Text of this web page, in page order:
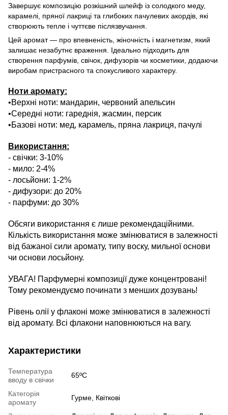
Завершує композицію розкішний шлейф із солодкого меду,
карамелі, пряної лакриці та глибоких пачулевих акордів, які
створюють тепле і чуттєве післязвучання.
Цей аромат — про впевненість, жіночність і магнетизм, який
залишає незабутнє враження. Ідеально підходить для
створення парфумів, свічок, дифузорів чи косметики, додаючи
виробам пристрасного та спокусливого характеру.
Ноти аромату:
•Верхні ноти: мандарин, червоний апельсин
•Середні ноти: гареднія, жасмин, персик
•Базові ноти: мед, карамель, пряна лакриця, пачулі
Використання:
- свічки: 3-10%
- мило: 2-4%
- лосьйони: 1-2%
- дифузори: до 20%
- парфуми: до 30%
Обсяги використання є лише рекомендаційними.
Кількість використання може змінюватися в залежності
від бажаної сили аромату, типу воску, мильної основи
чи основи лосьйону.
УВАГА! Парфумерні композиції дуже концентровані!
Тому рекомендуємо починати з менших дозувань!
Рівень олії у флаконі може змінюватися в залежності
від аромату. Всі флакони наповнюються на вагу.
Характеристики
Температура
вводу в свічки
65ºC
Категорія
аромату
Гурме, Квіткові